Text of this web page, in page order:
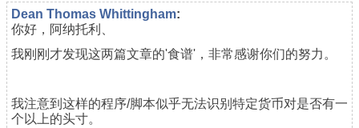
Dean Thomas Whittingham:
你好，阿纳托利、
我刚刚才发现这两篇文章的'食谱'，非常感谢你们的努力。
我注意到这样的程序/脚本似乎无法识别特定货币对是否有一
个以上的头寸。